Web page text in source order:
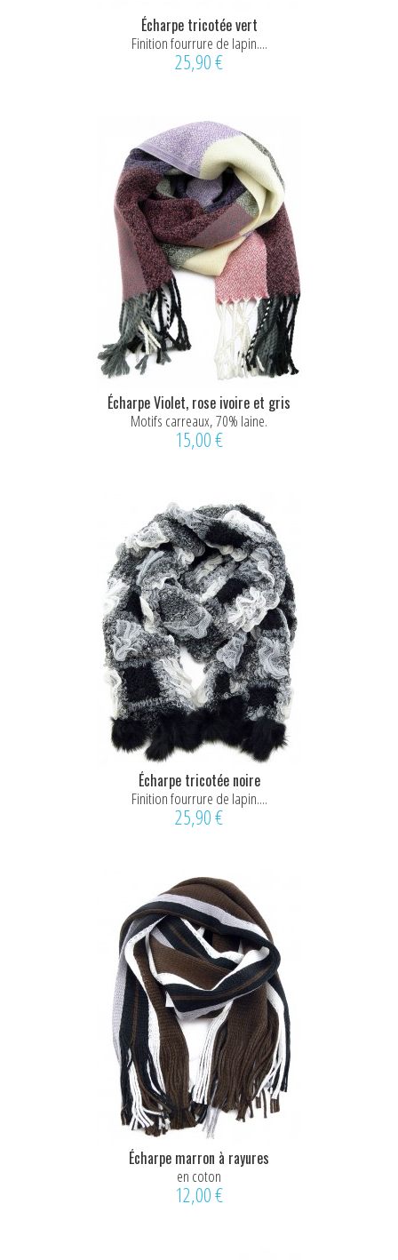
Écharpe tricotée vert
Finition fourrure de lapin....
25,90 €
Écharpe Violet, rose ivoire et gris
Motifs carreaux, 70% laine.
15,00 €
Écharpe tricotée noire
Finition fourrure de lapin....
25,90 €
Écharpe marron à rayures
en coton
12,00 €